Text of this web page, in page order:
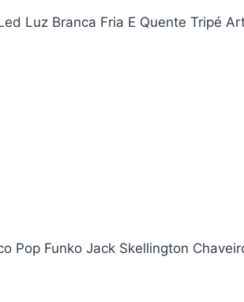
Luz Branca Fria E Quente Tripé
Pop Funko Jack Skellington